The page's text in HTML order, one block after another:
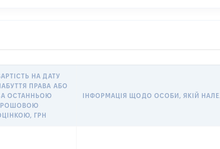
НА ДАТУ
ПРАВА АБО
ОСТАННЬОЮ
ГРН
ІНФОРМАЦІЯ ЩОДО ОСОБИ, ЯКІЙ